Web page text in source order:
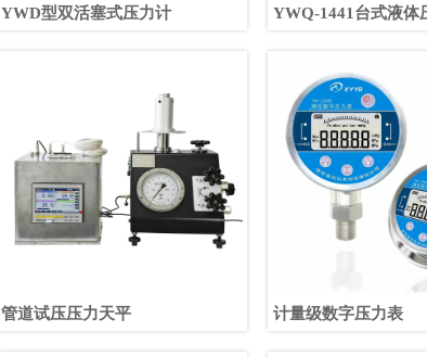
YWD型双活塞式压力计 YWQ-1441台式液体
管道试压压力天平 计量级数字压力表